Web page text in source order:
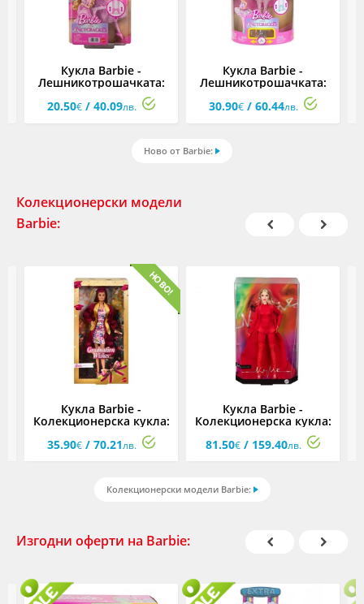
Кукла Barbie -
Лешникотрошачката:
20.50€/ 40.09лв.
Кукла Barbie -
Лешникотрошачката:
Луксозна кукла Клара
30.90€/ 60.44лв.
Ново от Barbie:
Колекционерски модели
Barbie:
Кукла Barbie -
Колекционерска кукла:
35.90€/ 70.21лв.
Кукла Barbie -
Колекционерска кукла:
81.50€/ 159.40лв.
Колекционерски модели Barbie:
Изгодни оферти на Barbie: